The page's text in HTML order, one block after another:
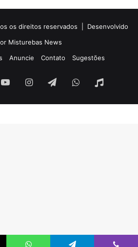
os direitos reservados | Desenvolvido
Misturebas News
Anuncie Contato Sugestões
YouTubeInstagramTelegramWhatsApp
Rádio